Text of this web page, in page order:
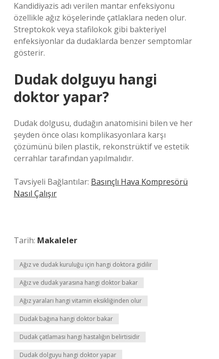
Kandidiyazis adı verilen mantar enfeksiyonu
özellikle ağız köşelerinde çatlaklara neden olur.
Streptokok veya stafilokok gibi bakteriyel
enfeksiyonlar da dudaklarda benzer semptomlar
gösterir.
Dudak dolguyu hangi
doktor yapar?
Dudak dolgusu, dudağın anatomisini bilen ve her
şeyden önce olası komplikasyonlara karşı
çözümünü bilen plastik, rekonstrüktif ve estetik
cerrahlar tarafından yapılmalıdır.
Tavsiyeli Bağlantılar: Basınçlı Hava Kompresörü
Nasıl Çalışır
Tarih: Makaleler
Ağız ve dudak kuruluğu için hangi doktora gidilir
Ağız ve dudak yarasına hangi doktor bakar
Ağız yaraları hangi vitamin eksikliğinden olur
Dudak bağına hangi doktor bakar
Dudak çatlaması hangi hastalığın belirtisidir
Dudak dolguyu hangi doktor yapar